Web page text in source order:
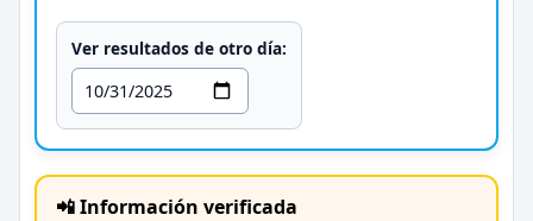
Ver resultados de otro día:
📲 Información verificada